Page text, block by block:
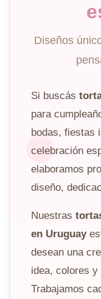
Diseños
Si buscás
para
bodas, fiestas
celebración
elaboramos
diseño,
Nuestras
en Uruguay
desean una
idea, colores
Trabajamos